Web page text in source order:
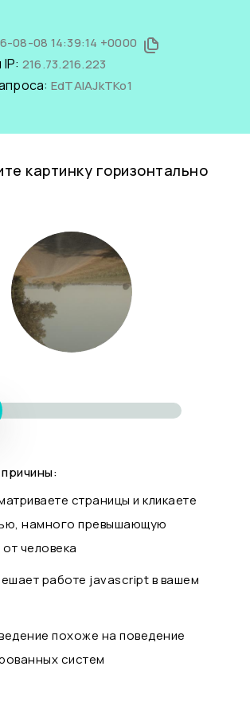
08-08 14:39:14 +0000
216.73.216.223
EdTAIAJkTKo1
картинку горизонтально
страницы и кликаете
намного превышающую
человека
работе javascript в вашем
похоже на поведение
систем